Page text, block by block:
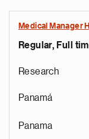
Medical Manager
Regular, Full
Research
Panamá
Panama